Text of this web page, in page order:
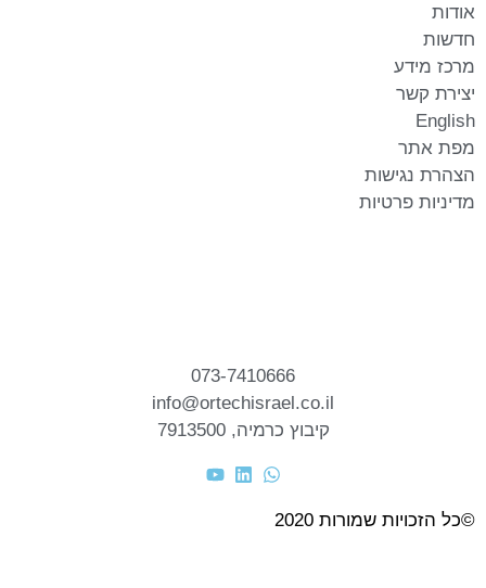
אודות
חדשות
מרכז מידע
יצירת קשר
English
מפת אתר
הצהרת נגישות
מדיניות פרטיות
073-7410666
info@ortechisrael.co.il
קיבוץ כרמיה, 7913500
©כל הזכויות שמורות 2020